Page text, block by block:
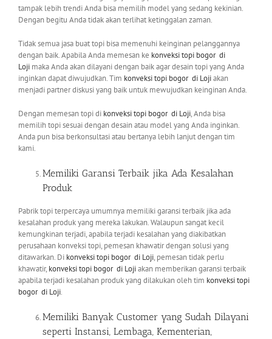
tampak lebih trendi Anda bisa memilih model yang sedang kekinian.
Dengan begitu Anda tidak akan terlihat ketinggalan zaman.
Tidak semua jasa buat topi bisa memenuhi keinginan pelanggannya
dengan baik. Apabila Anda memesan ke konveksi topi bogor di
Loji maka Anda akan dilayani dengan baik agar desain topi yang Anda
inginkan dapat diwujudkan. Tim konveksi topi bogor di Lojiakan
menjadi partner diskusi yang baik untuk mewujudkan keinginan Anda.
Dengan memesan topi di konveksi topi bogor di Loji, Anda bisa
memilih topi sesuai dengan desain atau model yang Anda inginkan.
Anda pun bisa berkonsultasi atau bertanya lebih lanjut dengan tim
kami.
Memiliki Garansi Terbaik jika Ada Kesalahan
Produk
Pabrik topi terpercaya umumnya memiliki garansi terbaik jika ada
kesalahan produk yang mereka lakukan. Walaupun sangat kecil
kemungkinan terjadi, apabila terjadi kesalahan yang diakibatkan
perusahaan konveksi topi, pemesan khawatir dengan solusi yang
ditawarkan. Di konveksi topi bogor di Loji, pemesan tidak perlu
khawatir, konveksi topi bogor di Lojiakan memberikan garansi terbaik
apabila terjadi kesalahan produk yang dilakukan oleh tim konveksi topi
bogor di Loji.
Memiliki Banyak Customer yang Sudah Dilayani
seperti Instansi, Lembaga, Kementerian,